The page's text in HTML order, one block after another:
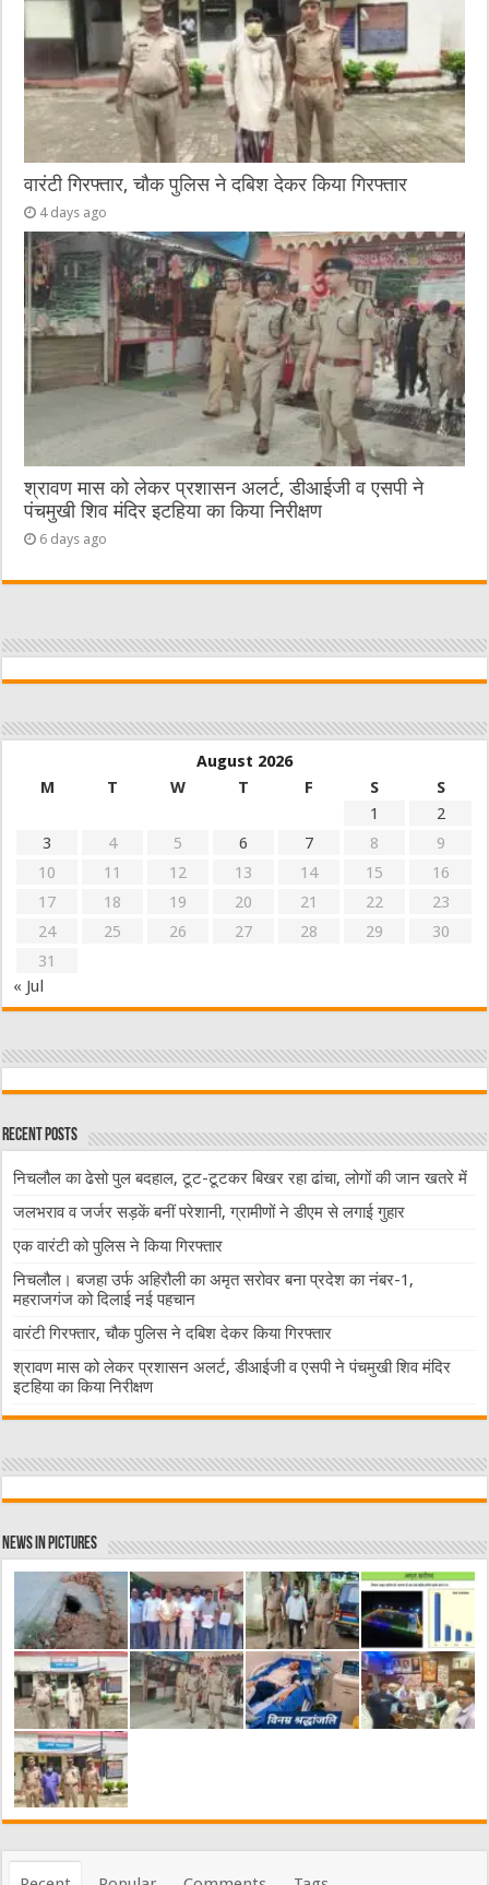
वारंटी गिरफ्तार, चौक पुलिस ने दबिश देकर किया गिरफ्तार
4 days ago
श्रावण मास को लेकर प्रशासन अलर्ट, डीआईजी व एसपी ने
पंचमुखी शिव मंदिर इटहिया का किया निरीक्षण
6 days ago
August 2026
M
T W T F S
S
1
2
3
4 5 6 7 8
9
10
11 12 13 14 15
16
17
18 19 20 21 22
23
24
25 26 27 28 29
30
31
« Jul
Recent Posts
निचलौल का ढेसो पुल बदहाल, टूट-टूटकर बिखर रहा ढांचा, लोगों की जान खतरे में
जलभराव व जर्जर सड़कें बनीं परेशानी, ग्रामीणों ने डीएम से लगाई गुहार
एक वारंटी को पुलिस ने किया गिरफ्तार
निचलौल। बजहा उर्फ अहिरौली का अमृत सरोवर बना प्रदेश का नंबर-1,
महराजगंज को दिलाई नई पहचान
वारंटी गिरफ्तार, चौक पुलिस ने दबिश देकर किया गिरफ्तार
श्रावण मास को लेकर प्रशासन अलर्ट, डीआईजी व एसपी ने पंचमुखी शिव मंदिर
इटहिया का किया निरीक्षण
News in Pictures